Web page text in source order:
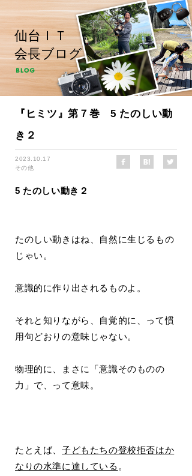
仙台ＩＴ
会長ブログ
『ヒミツ』第７巻 5 たのしい動
き２
2023.10.17
その他
5 たのしい動き２
たのしい動きはね、自然に生じるもの
じゃい。
意識的に作り出されるものよ。
それと知りながら、自覚的に、って慣
用句どおりの意味じゃない。
物理的に、まさに「意識そのものの
力」で、って意味。
たとえば、 子どもたちの登校拒否はか
なりの水準に達している 。